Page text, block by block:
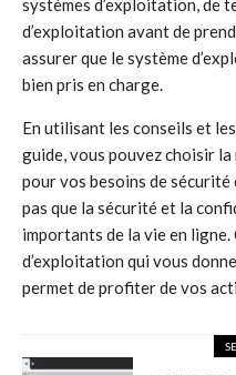
systèmes d’exploitation, de
d’exploitation avant de
assurer que le système
bien pris en charge.
En utilisant les conseils et
guide, vous pouvez choisir
pour vos besoins de
pas que la sécurité et la
importants de la vie en ligne.
d’exploitation qui vous
permet de profiter de vos